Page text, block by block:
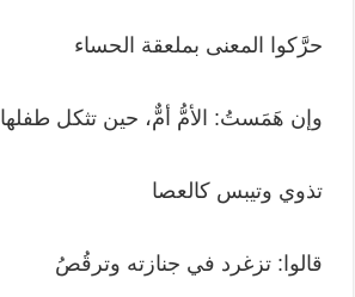
حرَّكوا المعنى بملعقة الحساء
وإن هَمَستُ: الأمُّ أمٌّ، حين تثكل طفلها
تذوي وتيبس كالعصا
قالوا: تزغرد في جنازته وترقُصُ